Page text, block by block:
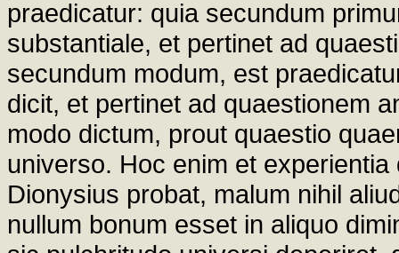
praedicatur: quia secundum
substantiale, et pertinet ad
secundum modum, est
dicit, et pertinet ad quaestionem
modo dictum, prout quaestio
universo. Hoc enim et
Dionysius probat, malum nihil
nullum bonum esset in aliquo